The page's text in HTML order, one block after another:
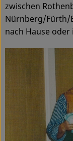
zwischen
Nürnberg/Fürth/
nach Hause oder